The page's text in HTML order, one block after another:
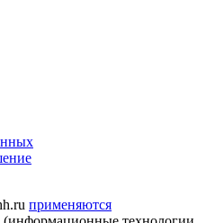
применяются